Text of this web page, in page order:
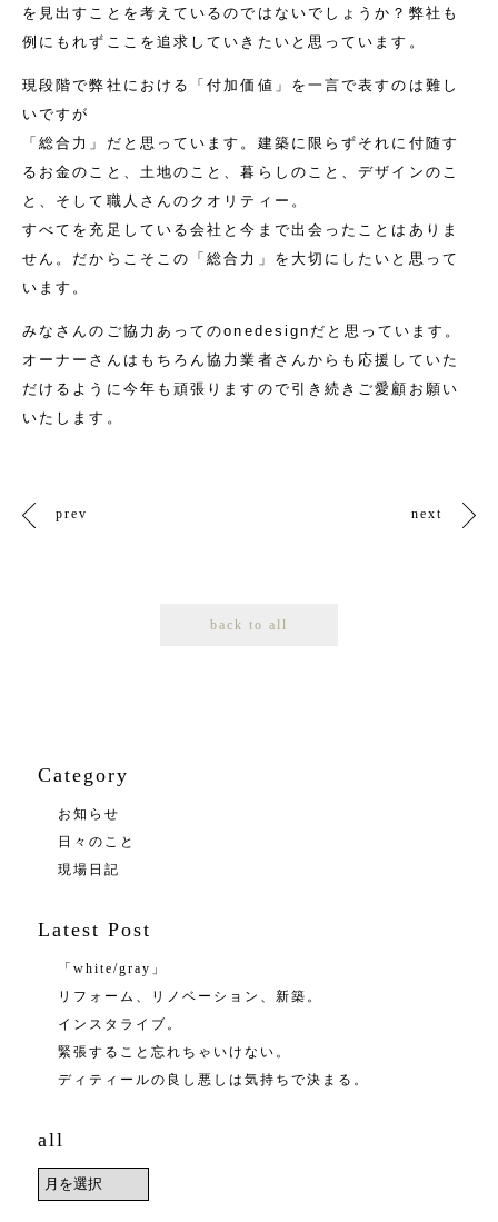
を見出すことを考えているのではないでしょうか？弊社も
例にもれずここを追求していきたいと思っています。
現段階で弊社における「付加価値」を一言で表すのは難し
いですが
「総合力」だと思っています。建築に限らずそれに付随す
るお金のこと、土地のこと、暮らしのこと、デザインのこ
と、そして職人さんのクオリティー。
すべてを充足している会社と今まで出会ったことはありま
せん。だからこそこの「総合力」を大切にしたいと思って
います。
みなさんのご協力あってのonedesignだと思っています。
オーナーさんはもちろん協力業者さんからも応援していた
だけるように今年も頑張りますので引き続きご愛顧お願い
いたします。
prev next
back to all
Category
お知らせ
日々のこと
現場日記
Latest Post
「white/gray」
リフォーム、リノベーション、新築。
インスタライブ。
緊張すること忘れちゃいけない。
ディティールの良し悪しは気持ちで決まる。
all